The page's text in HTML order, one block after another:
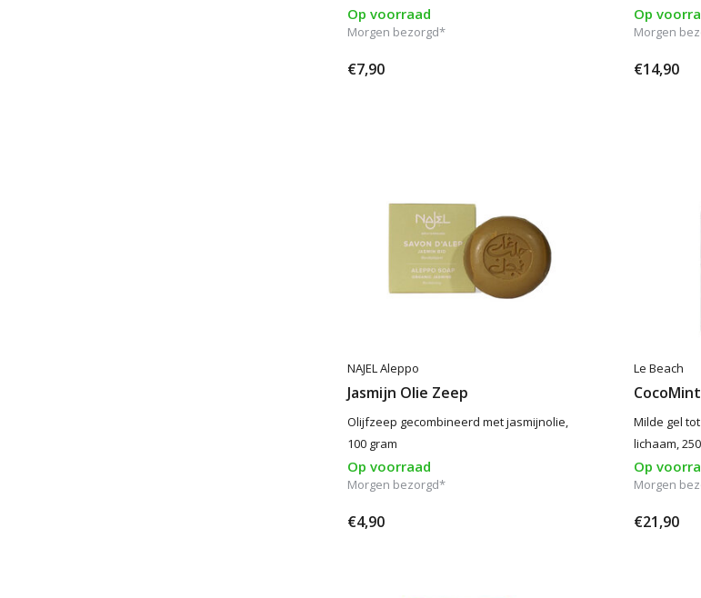
Op voorraad
Morgen bezorgd*
€7,90
Op
Morgen
€14,90
NAJEL Aleppo
Jasmijn Olie Zeep
Olijfzeep gecombineerd met jasmijnolie,
100 gram
Op voorraad
Morgen bezorgd*
€4,90
Le Beach
Milde gel
lichaam,
Op
Morgen
€21,90